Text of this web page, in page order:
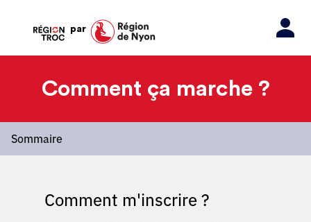
par
Comment ça marche ?
Sommaire
Comment m'inscrire ?